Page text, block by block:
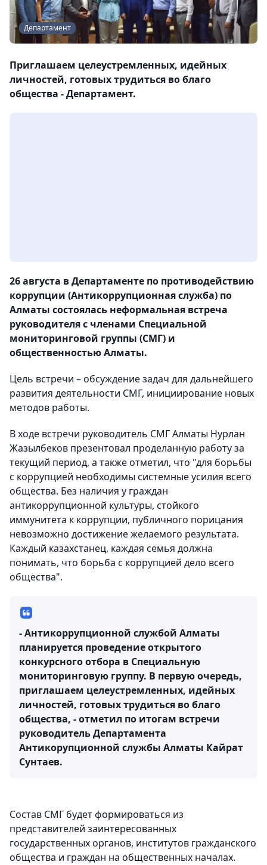
Департамент
Приглашаем целеустремленных, идейных
личностей, готовых трудиться во благо
общества - Департамент.
26 августа в Департаменте по противодействию
коррупции (Антикоррупционная служба) по
Алматы состоялась неформальная встреча
руководителя с членами Специальной
мониторинговой группы (СМГ) и
общественностью Алматы.
Цель встречи – обсуждение задач для дальнейшего
развития деятельности СМГ, инициирование новых
методов работы.
В ходе встречи руководитель СМГ Алматы Нурлан
Жазылбеков презентовал проделанную работу за
текущий период, а также отметил, что "для борьбы
с коррупцией необходимы системные усилия всего
общества. Без наличия у граждан
антикоррупционной культуры, стойкого
иммунитета к коррупции, публичного порицания
невозможно достижение желаемого результата.
Каждый казахстанец, каждая семья должна
понимать, что борьба с коррупцией дело всего
общества".
- Антикоррупционной службой Алматы
планируется проведение открытого
конкурсного отбора в Специальную
мониторинговую группу. В первую очередь,
приглашаем целеустремленных, идейных
личностей, готовых трудиться во благо
общества, - отметил по итогам встречи
руководитель Департамента
Антикорупционной службы Алматы Кайрат
Сунтаев.
Состав СМГ будет формироваться из
представителей заинтересованных
государственных органов, институтов гражданского
общества и граждан на общественных началах.